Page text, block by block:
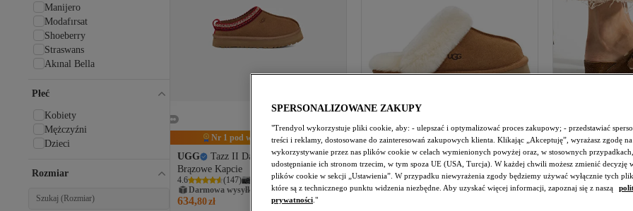
Nr 1 pod względem polubień
UGG
Tazz II Damskie Platformowe
Brązowe Kapcie
4.6 (147)
Darmowa wysyłka
634,80zł
#8 w najczęściej wyświetlanych
UGG
Taba Damska Kapcie W
DISQUETTE 1122550
4.7 (25)
Najniższa cena od 30 dni
Darmowa wysyłka
COMFORT OF
NUBUK
DOMOWE
4.8 (4)
Darmowa
Manijero
Modafırsat
Shoeberry
Straswans
Akınal Bella
Birkenstock
StWenn
STOCON
Liger
Moda Frato
Moosefield
Płeć
Kobiety
Mężczyźni
Dzieci
Rozmiar
SPERSONALIZOWANE ZAKUPY
"Trendyol wykorzystuje pliki cookie, aby: - ulepszać i optymalizować proces zakupowy; - przedstawiać
treści i reklamy, dostosowane do zainteresowań zakupowych klienta. Klikając „Akceptuję”, wyrażasz zgodę na
wykorzystywanie przez nas plików cookie w celach wymienionych powyżej oraz, w stosownych
udostępnianie ich stronom trzecim, w tym spoza UE (USA, Turcja). W każdej chwili możesz zmienić decyzję
plików cookie w sekcji „Ustawienia”. W przypadku niewyrażenia zgody będziemy używać wyłącznie tych
które są z technicznego punktu widzenia niezbędne. Aby uzyskać więcej informacji, zapoznaj się z naszą
prywatności ."